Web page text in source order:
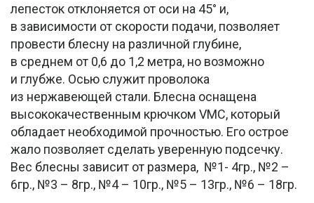
лепесток отклоняется от оси на 45° и,
в зависимости от скорости подачи, позволяет
провести блесну на различной глубине,
в среднем от 0,6 до 1,2 метра, но возможно
и глубже. Осью служит проволока
из нержавеющей стали. Блесна оснащена
высококачественным крючком VMC, который
обладает необходимой прочностью. Его острое
жало позволяет сделать уверенную подсечку.
Вес блесны зависит от размера, №1- 4гр., №2 –
6гр., №3 – 8гр., №4 – 10гр., №5 – 13гр., №6 – 18гр.